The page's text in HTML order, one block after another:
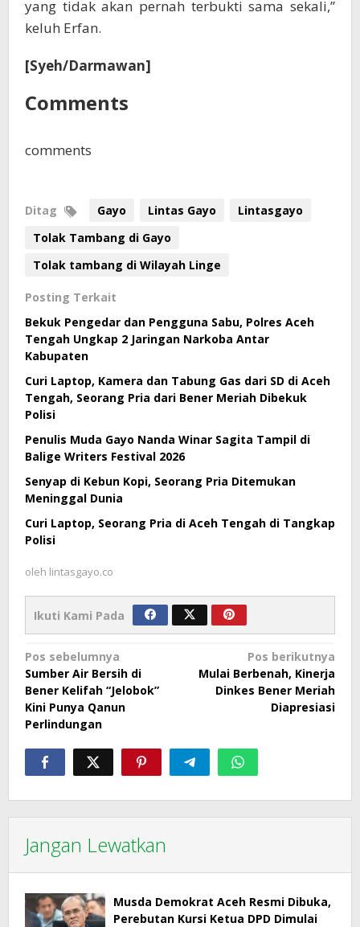
yang tidak akan pernah terbukti sama sekali,”
keluh Erfan.
[Syeh/Darmawan]
Comments
comments
Ditag Gayo Lintas Gayo
Lintasgayo
Tolak Tambang di Gayo
Tolak tambang di Wilayah Linge
Posting Terkait
Bekuk Pengedar dan Pengguna Sabu, Polres Aceh
Tengah Ungkap 2 Jaringan Narkoba Antar
Kabupaten
Curi Laptop, Kamera dan Tabung Gas dari SD di Aceh
Tengah, Seorang Pria dari Bener Meriah Dibekuk
Polisi
Penulis Muda Gayo Nanda Winar Sagita Tampil di
Balige Writers Festival 2026
Senyap di Kebun Kopi, Seorang Pria Ditemukan
Meninggal Dunia
Curi Laptop, Seorang Pria di Aceh Tengah di Tangkap
Polisi
oleh lintasgayo.co
Ikuti Kami Pada
Navigasi
pos
Pos sebelumnya
Sumber Air Bersih di
Bener Kelifah “Jelobok”
Kini Punya Qanun
Perlindungan
Pos berikutnya
Mulai Berbenah, Kinerja
Dinkes Bener Meriah
Diapresiasi
Jangan Lewatkan
Musda Demokrat Aceh Resmi Dibuka,
Perebutan Kursi Ketua DPD Dimulai